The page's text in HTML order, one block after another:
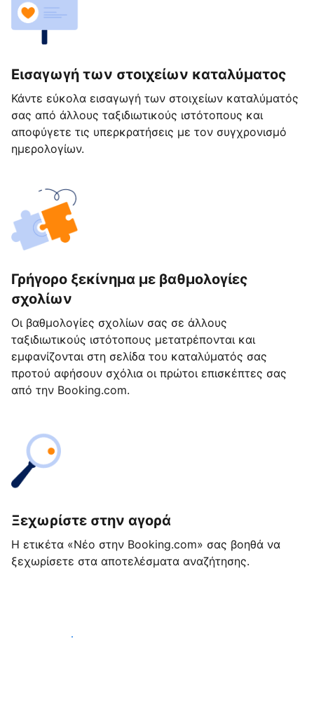
Εισαγωγή των στοιχείων καταλύματος
Κάντε εύκολα εισαγωγή των στοιχείων καταλύματός
σας από άλλους ταξιδιωτικούς ιστότοπους και
αποφύγετε τις υπερκρατήσεις με τον συγχρονισμό
ημερολογίων.
Γρήγορο ξεκίνημα με βαθμολογίες
σχολίων
Οι βαθμολογίες σχολίων σας σε άλλους
ταξιδιωτικούς ιστότοπους μετατρέπονται και
εμφανίζονται στη σελίδα του καταλύματός σας
προτού αφήσουν σχόλια οι πρώτοι επισκέπτες σας
από την Booking.com.
Ξεχωρίστε στην αγορά
Η ετικέτα «Νέο στην Booking.com» σας βοηθά να
ξεχωρίσετε στα αποτελέσματα αναζήτησης.
Ξεκινήστε σήμερα